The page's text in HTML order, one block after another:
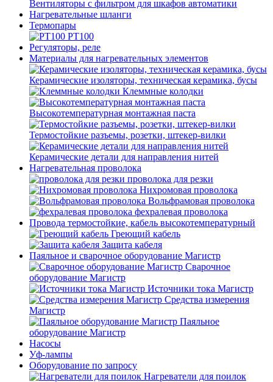
Вентиляторы с фильтром для шкафов автоматики
Нагревательные шланги
Термопары
PT100
Регуляторы, реле
Материалы для нагревательных элементов
Керамические изоляторы, техническая керамика, бусы
Клеммные колодки
Высокотемпературная монтажная паста
Термостойкие разъемы, розетки, штекер-вилки
Керамические детали для направления нитей
Нагревательная проволока
проволока для резки
Нихромовая проволока
Вольфрамовая проволока
фехралевая проволока
Провода термостойкие, кабель высокотемпературный
Греющий кабель
Защита кабеля
Паяльное и сварочное оборудование Магистр
Сварочное
оборудование Магистр
Источники тока Магистр
Средства измерения
Магистр
Паяльное
оборудование Магистр
Насосы
Уф-лампы
Оборудование по запросу
Нагреватели для поилок